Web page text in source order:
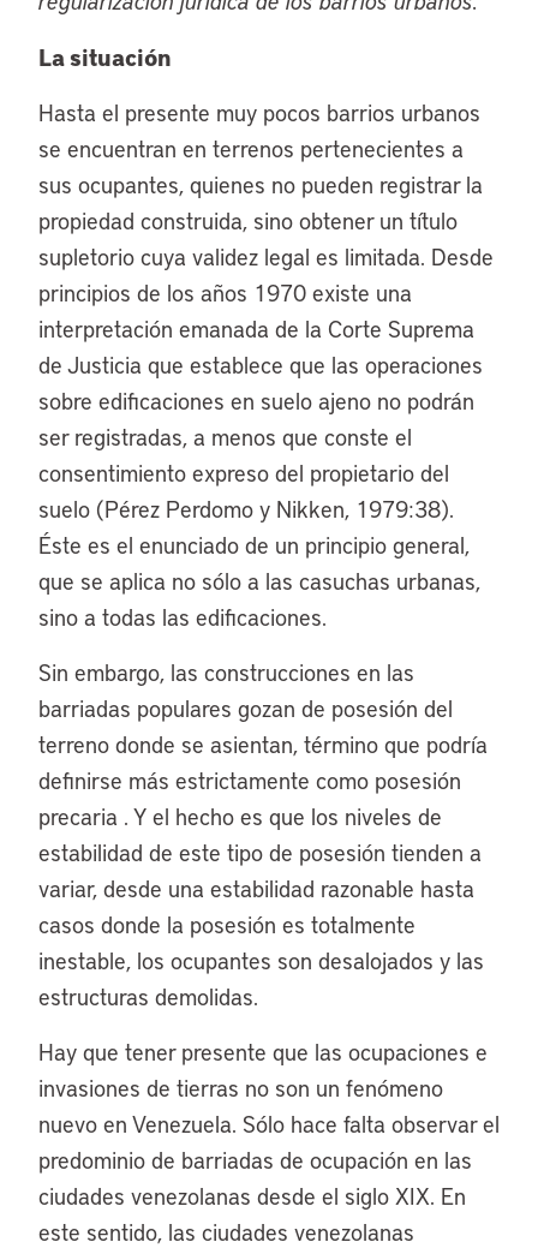
La situación
Hasta el presente muy pocos barrios urbanos
se encuentran en terrenos pertenecientes a
sus ocupantes, quienes no pueden registrar la
propiedad construida, sino obtener un título
supletorio cuya validez legal es limitada. Desde
principios de los años 1970 existe una
interpretación emanada de la Corte Suprema
de Justicia que establece que las operaciones
sobre edificaciones en suelo ajeno no podrán
ser registradas, a menos que conste el
consentimiento expreso del propietario del
suelo (Pérez Perdomo y Nikken, 1979:38).
Éste es el enunciado de un principio general,
que se aplica no sólo a las casuchas urbanas,
sino a todas las edificaciones.
Sin embargo, las construcciones en las
barriadas populares gozan de posesión del
terreno donde se asientan, término que podría
definirse más estrictamente como posesión
precaria . Y el hecho es que los niveles de
estabilidad de este tipo de posesión tienden a
variar, desde una estabilidad razonable hasta
casos donde la posesión es totalmente
inestable, los ocupantes son desalojados y las
estructuras demolidas.
Hay que tener presente que las ocupaciones e
invasiones de tierras no son un fenómeno
nuevo en Venezuela. Sólo hace falta observar el
predominio de barriadas de ocupación en las
ciudades venezolanas desde el siglo XIX. En
este sentido, las ciudades venezolanas